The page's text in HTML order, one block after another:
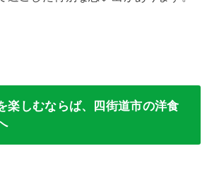
楽しむならば、四街道市の洋食